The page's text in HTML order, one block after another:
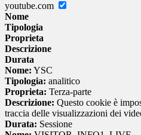
youtube.com
Nome
Tipologia
Proprieta
Descrizione
Durata
Nome: YSC
Tipologia: analitico
Proprieta: Terza-parte
Descrizione: Questo cookie è
traccia delle visualizzazioni dei
Durata: Sessione